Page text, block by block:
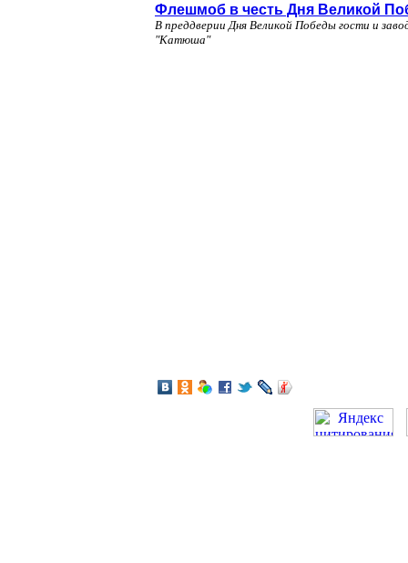
Флешмоб в честь Дня Великой
В преддверии Дня Великой Победы гости и
"Катюша"